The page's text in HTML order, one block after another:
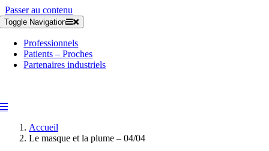
Passer au contenu
Toggle Navigation
Professionnels
Patients – Proches
Partenaires industriels
Accueil
Le masque et la plume – 04/04